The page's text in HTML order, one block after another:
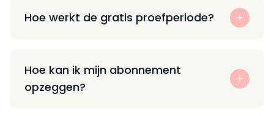
Hoe werkt de gratis proefperiode?
Hoe kan ik mijn abonnement
opzeggen?